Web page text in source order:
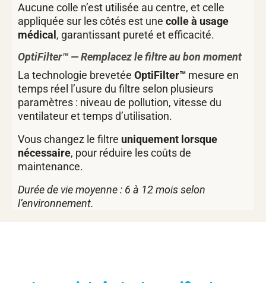
Aucune colle n’est utilisée au centre, et celle
appliquée sur les côtés est une colle à usage
médical , garantissant pureté et efficacité.
OptiFilter™ — Remplacez le filtre au bon moment
La technologie brevetée OptiFilter™ mesure en
temps réel l’usure du filtre selon plusieurs
paramètres : niveau de pollution, vitesse du
ventilateur et temps d’utilisation.
Vous changez le filtre uniquement lorsque
nécessaire, pour réduire les coûts de
maintenance.
Durée de vie moyenne : 6 à 12 mois selon
l’environnement.